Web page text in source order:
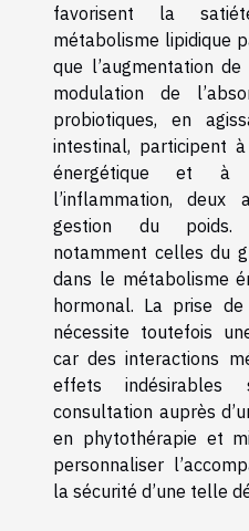
favorisent la
métabolisme lipidique
que l’augmentation
modulation de
probiotiques, en
intestinal, participent
énergétique et à
l’inflammation,
gestion du poids.
notamment celles du
dans le métabolisme
hormonal. La prise
nécessite toutefois
car des interactions
effets indésirables
consultation auprès
en phytothérapie et
personnaliser
la sécurité d’une telle